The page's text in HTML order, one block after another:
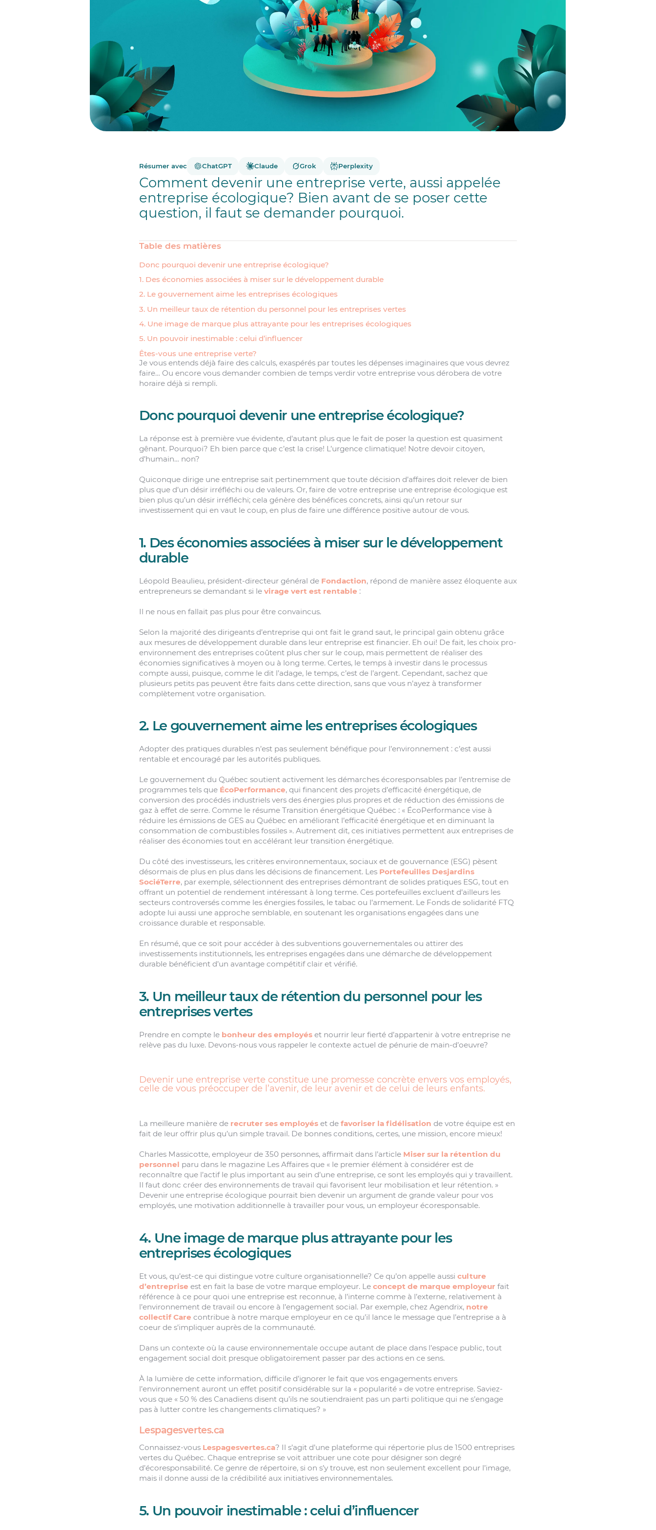
Résumer avec ChatGPT Claude Grok Perplexity
Comment devenir une entreprise verte, aussi appelée
entreprise écologique? Bien avant de se poser cette
question, il faut se demander pourquoi.
Table des matières
Donc pourquoi devenir une entreprise écologique?
1. Des économies associées à miser sur le développement durable
2. Le gouvernement aime les entreprises écologiques
3. Un meilleur taux de rétention du personnel pour les entreprises vertes
4. Une image de marque plus attrayante pour les entreprises écologiques
5. Un pouvoir inestimable : celui d’influencer
Êtes-vous une entreprise verte?
Je vous entends déjà faire des calculs, exaspérés par toutes les dépenses imaginaires que vous devrez
faire… Ou encore vous demander combien de temps verdir votre entreprise vous dérobera de votre
horaire déjà si rempli.
Donc pourquoi devenir une entreprise écologique?
La réponse est à première vue évidente, d’autant plus que le fait de poser la question est quasiment
gênant. Pourquoi? Eh bien parce que c’est la crise! L’urgence climatique! Notre devoir citoyen,
d’humain… non?
Quiconque dirige une entreprise sait pertinemment que toute décision d’affaires doit relever de bien
plus que d’un désir irréfléchi ou de valeurs. Or, faire de votre entreprise une entreprise écologique est
bien plus qu’un désir irréfléchi; cela génère des bénéfices concrets, ainsi qu’un retour sur
investissement qui en vaut le coup, en plus de faire une différence positive autour de vous.
1. Des économies associées à miser sur le développement
durable
Léopold Beaulieu, président-directeur général de Fondaction, répond de manière assez éloquente aux
entrepreneurs se demandant si le virage vert est rentable :
Il ne nous en fallait pas plus pour être convaincus.
Selon la majorité des dirigeants d’entreprise qui ont fait le grand saut, le principal gain obtenu grâce
aux mesures de développement durable dans leur entreprise est financier. Eh oui! De fait, les choix pro-
environnement des entreprises coûtent plus cher sur le coup, mais permettent de réaliser des
économies significatives à moyen ou à long terme. Certes, le temps à investir dans le processus
compte aussi, puisque, comme le dit l’adage, le temps, c’est de l’argent. Cependant, sachez que
plusieurs petits pas peuvent être faits dans cette direction, sans que vous n’ayez à transformer
complètement votre organisation.
2. Le gouvernement aime les entreprises écologiques
Adopter des pratiques durables n’est pas seulement bénéfique pour l’environnement : c’est aussi
rentable et encouragé par les autorités publiques.
Le gouvernement du Québec soutient activement les démarches écoresponsables par l’entremise de
programmes tels que ÉcoPerformance, qui financent des projets d’efficacité énergétique, de
conversion des procédés industriels vers des énergies plus propres et de réduction des émissions de
gaz à effet de serre. Comme le résume Transition énergétique Québec : « ÉcoPerformance vise à
réduire les émissions de GES au Québec en améliorant l’efficacité énergétique et en diminuant la
consommation de combustibles fossiles ». Autrement dit, ces initiatives permettent aux entreprises de
réaliser des économies tout en accélérant leur transition énergétique.
Du côté des investisseurs, les critères environnementaux, sociaux et de gouvernance (ESG) pèsent
désormais de plus en plus dans les décisions de financement. Les Portefeuilles Desjardins
SociéTerre, par exemple, sélectionnent des entreprises démontrant de solides pratiques ESG, tout en
offrant un potentiel de rendement intéressant à long terme. Ces portefeuilles excluent d’ailleurs les
secteurs controversés comme les énergies fossiles, le tabac ou l’armement. Le Fonds de solidarité FTQ
adopte lui aussi une approche semblable, en soutenant les organisations engagées dans une
croissance durable et responsable.
En résumé, que ce soit pour accéder à des subventions gouvernementales ou attirer des
investissements institutionnels, les entreprises engagées dans une démarche de développement
durable bénéficient d’un avantage compétitif clair et vérifié.
3. Un meilleur taux de rétention du personnel pour les
entreprises vertes
Prendre en compte le bonheur des employéset nourrir leur fierté d’appartenir à votre entreprise ne
relève pas du luxe. Devons-nous vous rappeler le contexte actuel de pénurie de main-d’oeuvre?
Devenir une entreprise verte constitue une promesse concrète envers vos employés,
celle de vous préoccuper de l’avenir, de leur avenir et de celui de leurs enfants.
La meilleure manière de recruter ses employéset de favoriser la fidélisation de votre équipe est en
fait de leur offrir plus qu’un simple travail. De bonnes conditions, certes, une mission, encore mieux!
Charles Massicotte, employeur de 350 personnes, affirmait dans l’article Miser sur la rétention du
personnel paru dans le magazine Les Affaires que « le premier élément à considérer est de
reconnaître que l’actif le plus important au sein d’une entreprise, ce sont les employés qui y travaillent.
Il faut donc créer des environnements de travail qui favorisent leur mobilisation et leur rétention. »
Devenir une entreprise écologique pourrait bien devenir un argument de grande valeur pour vos
employés, une motivation additionnelle à travailler pour vous, un employeur écoresponsable.
4. Une image de marque plus attrayante pour les
entreprises écologiques
Et vous, qu’est-ce qui distingue votre culture organisationnelle? Ce qu’on appelle aussi culture
d’entreprise est en fait la base de votre marque employeur. Le concept de marque employeur fait
référence à ce pour quoi une entreprise est reconnue, à l’interne comme à l’externe, relativement à
l’environnement de travail ou encore à l’engagement social. Par exemple, chez Agendrix, notre
collectif Care contribue à notre marque employeur en ce qu’il lance le message que l’entreprise a à
coeur de s’impliquer auprès de la communauté.
Dans un contexte où la cause environnementale occupe autant de place dans l’espace public, tout
engagement social doit presque obligatoirement passer par des actions en ce sens.
À la lumière de cette information, difficile d’ignorer le fait que vos engagements envers
l’environnement auront un effet positif considérable sur la « popularité » de votre entreprise. Saviez-
vous que « 50 % des Canadiens disent qu’ils ne soutiendraient pas un parti politique qui ne s’engage
pas à lutter contre les changements climatiques? »
Lespagesvertes.ca
Connaissez-vous Lespagesvertes.ca? Il s’agit d’une plateforme qui répertorie plus de 1500 entreprises
vertes du Québec. Chaque entreprise se voit attribuer une cote pour désigner son degré
d’écoresponsabilité. Ce genre de répertoire, si on s’y trouve, est non seulement excellent pour l’image,
mais il donne aussi de la crédibilité aux initiatives environnementales.
5. Un pouvoir inestimable : celui d’influencer